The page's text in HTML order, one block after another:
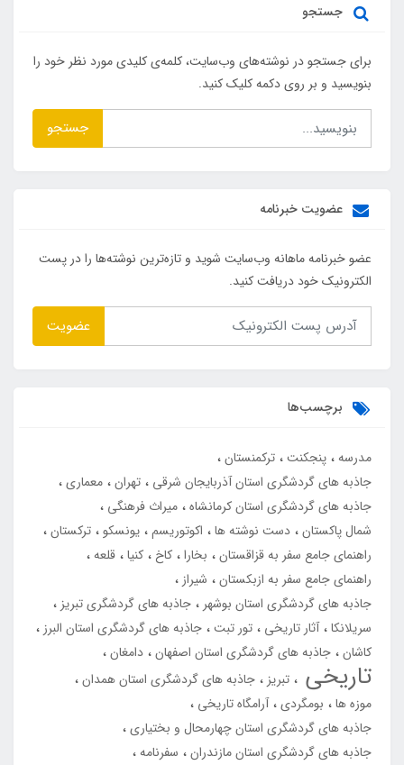
جستجو
برای جستجو در نوشته‌های وب‌سایت، کلمه‌ی کلیدی مورد نظر خود را
بنویسید و بر روی دکمه کلیک کنید.
جستجو
عضویت خبرنامه
عضو خبرنامه ماهانه وب‌سایت شوید و تازه‌ترین نوشته‌ها را در پست
الکترونیک خود دریافت کنید.
عضویت
برچسب‌ها
مدرسه پنجکنت ترکمنستان
جاذبه های گردشگری استان آذربایجان شرقی
تهران معماری
جاذبه های گردشگری استان کرمانشاه میراث فرهنگی
شمال پاکستان دست نوشته ها اکوتوریسم یونسکو ترکستان
راهنمای جامع سفر به قزاقستان
بخارا کاخ کنیا قلعه
راهنمای جامع سفر به ازبکستان
شیراز
جاذبه های گردشگری استان بوشهر
جاذبه های گردشگری تبریز
سریلانکا آثار تاریخی تور تبت جاذبه های گردشگری استان البرز
کاشان جاذبه های گردشگری استان اصفهان دامغان
تاریخی تبریز
جاذبه های گردشگری استان همدان
موزه ها
بومگردی آرامگاه تاریخی
جاذبه های گردشگری استان چهارمحال و بختیاری
جاذبه های گردشگری استان مازندران
سفرنامه